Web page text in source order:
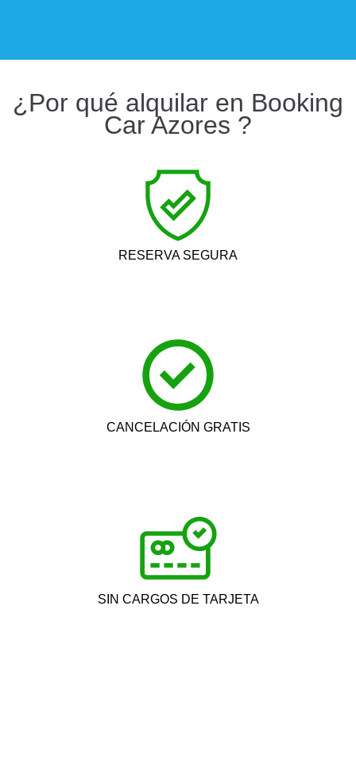
¿Por qué alquilar en Booking
Car Azores ?
RESERVA SEGURA
CANCELACIÓN GRATIS
SIN CARGOS DE TARJETA